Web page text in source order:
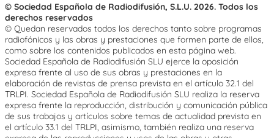
© Sociedad Española de Radiodifusión, S.L.U. 2026. Todos los
derechos reservados
© Quedan reservados todos los derechos tanto sobre programas
radiofónicos y las obras y prestaciones que formen parte de ellos,
como sobre los contenidos publicados en esta página web.
Sociedad Española de Radiodifusión SLU ejerce la oposición
expresa frente al uso de sus obras y prestaciones en la
elaboración de revistas de prensa prevista en el artículo 32.1 del
TRLPI. Sociedad Española de Radiodifusión SLU realiza la reserva
expresa frente la reproducción, distribución y comunicación pública
de sus trabajos y artículos sobre temas de actualidad prevista en
el artículo 33.1 del TRLPI, asimismo, también realiza una reserva